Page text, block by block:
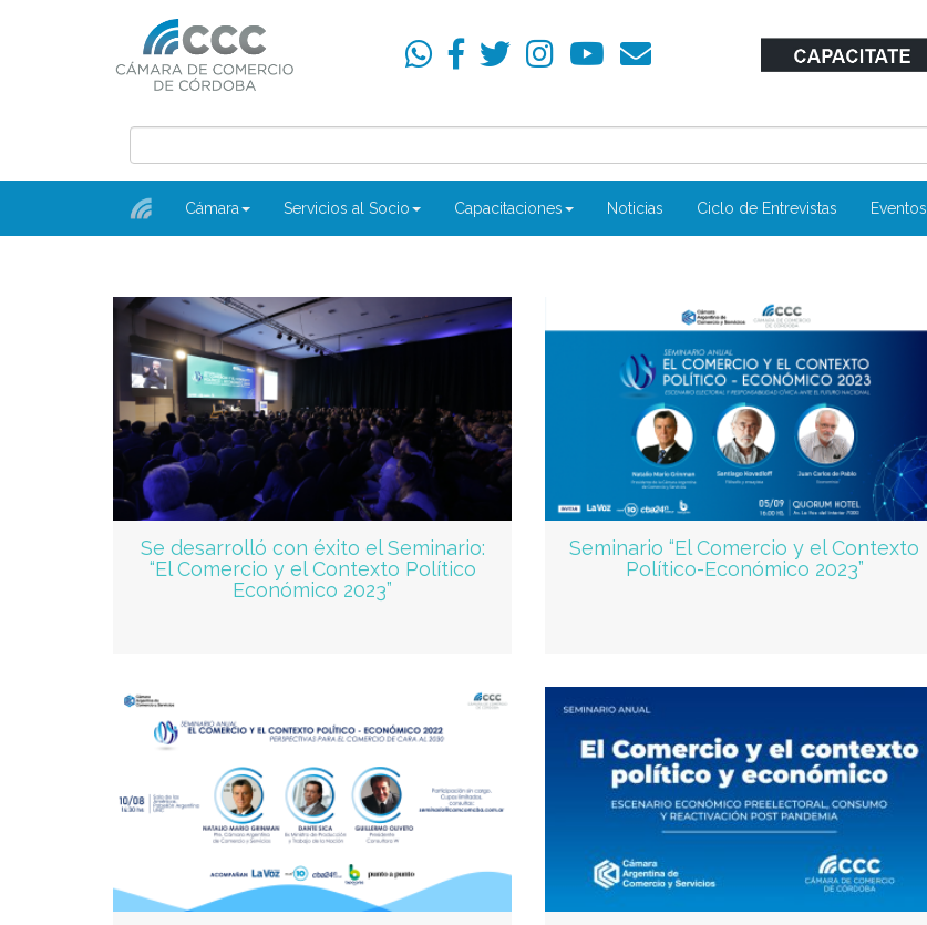
Cámara Servicios al Socio Capacitaciones Noticias Ciclo de Entrevistas Eventos
Se desarrolló con éxito el Seminario:
“El Comercio y el Contexto Político
Económico 2023”
Seminario “El Comercio y el Contexto
Político-Económico 2023”